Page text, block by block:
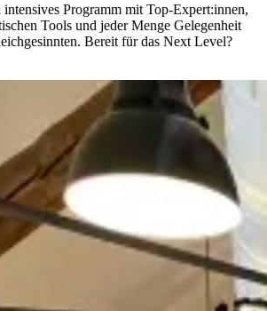
Programm mit Top-Expert:innen,
Tools und jeder Menge Gelegenheit
Bereit für das Next Level?